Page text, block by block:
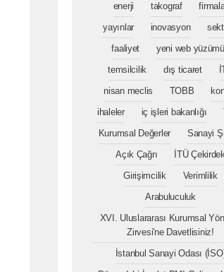
enerji
takograf
yayınlar
inovasyon
faaliyet
yeni web
temsilcilik
dış ticaret
nisan meclis
TOBB
ihaleler
iç işleri bakanlığı
Kurumsal Değerler
Sanayi
Açık Çağrı
İTÜ
Girişimcilik
Verimlilik
Arabuluculuk
XVI. Uluslararası Kurumsal
Zirvesi'ne Davetlisiniz!
İstanbul Sanayi Odası